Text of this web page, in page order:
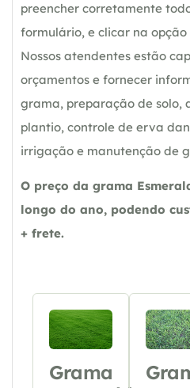
preencher corretamente
formulário, e clicar na opção
Nossos atendentes estão
orçamentos e fornecer
grama, preparação de solo,
plantio, controle de erva
irrigação e manutenção de
O preço da grama
longo do ano, podendo
+ frete.
Grama